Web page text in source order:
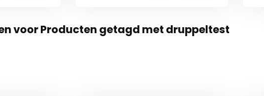
voor Producten getagd met druppeltest